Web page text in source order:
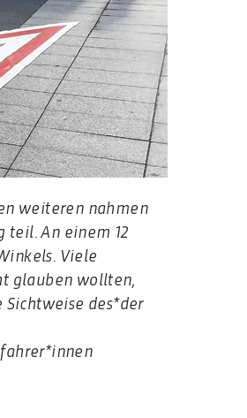
weiteren nahmen
teil. An einem 12
Viele
glauben wollten,
des*der